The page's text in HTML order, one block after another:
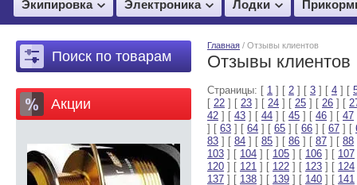
Экипировка Электроника Лодки
Поиск по товарам
Акции
Главная / Отзывы клиентов
Отзывы клиентов
Страницы: [ 1 ] [ 2 ] [ 3 ] [ 4 ] [
[ 22 ] [ 23 ] [ 24 ] [ 25 ] [ 26 ] [
42 ] [ 43 ] [ 44 ] [ 45 ] [ 46 ] [ 47
] [ 63 ] [ 64 ] [ 65 ] [ 66 ] [ 67 ] [
83 ] [ 84 ] [ 85 ] [ 86 ] [ 87 ] [ 88
103 ] [ 104 ] [ 105 ] [ 106 ] [ 107
120 ] [ 121 ] [ 122 ] [ 123 ] [ 124
137 ] [ 138 ] [ 139 ] [ 140 ] [ 141